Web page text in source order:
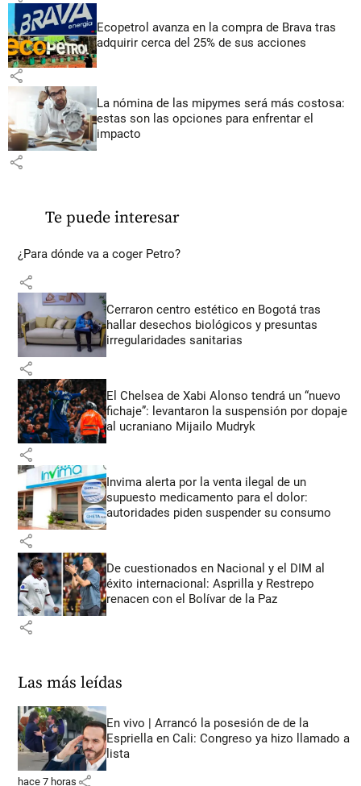
Ecopetrol avanza en la compra de Brava tras
adquirir cerca del 25% de sus acciones
share
La nómina de las mipymes será más costosa:
estas son las opciones para enfrentar el
impacto
share
Te puede interesar
¿Para dónde va a coger Petro?
share
Cerraron centro estético en Bogotá tras
hallar desechos biológicos y presuntas
irregularidades sanitarias
share
El Chelsea de Xabi Alonso tendrá un “nuevo
fichaje”: levantaron la suspensión por dopaje
al ucraniano Mijailo Mudryk
share
Invima alerta por la venta ilegal de un
supuesto medicamento para el dolor:
autoridades piden suspender su consumo
share
De cuestionados en Nacional y el DIM al
éxito internacional: Asprilla y Restrepo
renacen con el Bolívar de la Paz
share
Las más leídas
En vivo | Arrancó la posesión de de la
Espriella en Cali: Congreso ya hizo llamado a
lista
hace 7 horas share